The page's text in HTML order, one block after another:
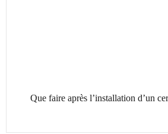
Que faire après l’installation d’un